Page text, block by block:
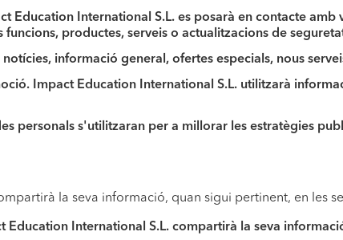
Education International S.L. es posarà en contacte
productes, serveis o actualitzacions de
informació general, ofertes especials, nous
Impact Education International S.L. utilitzarà
personals s'utilitzaran per a millorar les estratègies
la seva informació, quan sigui pertinent, en les
Education International S.L. compartirà la seva